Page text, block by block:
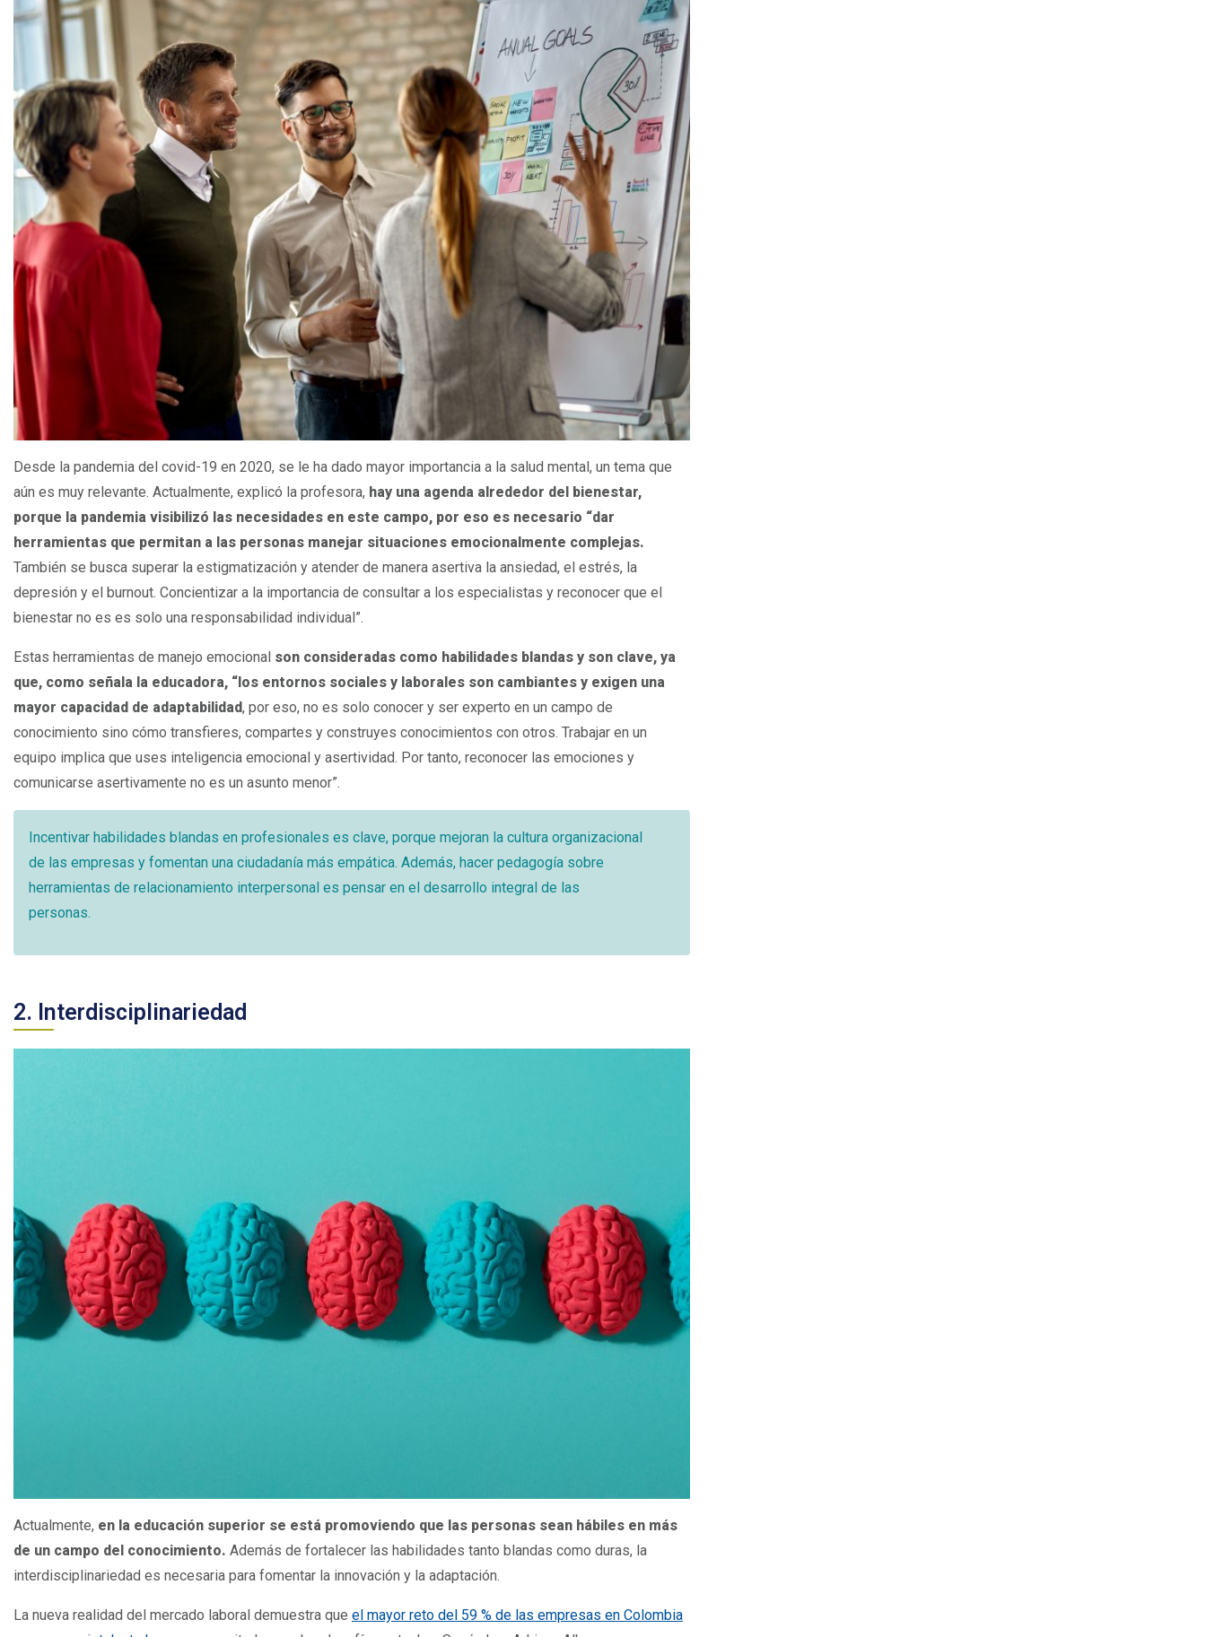
Desde la pandemia del covid-19 en 2020, se le ha dado mayor importancia a la salud mental, un tema que
aún es muy relevante. Actualmente, explicó la profesora, hay una agenda alrededor del bienestar,
porque la pandemia visibilizó las necesidades en este campo, por eso es necesario “dar
herramientas que permitan a las personas manejar situaciones emocionalmente complejas.
También se busca superar la estigmatización y atender de manera asertiva la ansiedad, el estrés, la
depresión y el burnout. Concientizar a la importancia de consultar a los especialistas y reconocer que el
bienestar no es es solo una responsabilidad individual”.
Estas herramientas de manejo emocional son consideradas como habilidades blandas y son clave, ya
que, como señala la educadora, “los entornos sociales y laborales son cambiantes y exigen una
mayor capacidad de adaptabilidad, por eso, no es solo conocer y ser experto en un campo de
conocimiento sino cómo transfieres, compartes y construyes conocimientos con otros. Trabajar en un
equipo implica que uses inteligencia emocional y asertividad. Por tanto, reconocer las emociones y
comunicarse asertivamente no es un asunto menor”.
Incentivar habilidades blandas en profesionales es clave, porque mejoran la cultura organizacional
de las empresas y fomentan una ciudadanía más empática. Además, hacer pedagogía sobre
herramientas de relacionamiento interpersonal es pensar en el desarrollo integral de las
personas.
2. Interdisciplinariedad
Actualmente, en la educación superior se está promoviendo que las personas sean hábiles en más
de un campo del conocimiento. Además de fortalecer las habilidades tanto blandas como duras, la
interdisciplinariedad es necesaria para fomentar la innovación y la adaptación.
La nueva realidad del mercado laboral demuestra que el mayor reto del 59 % de las empresas en Colombia